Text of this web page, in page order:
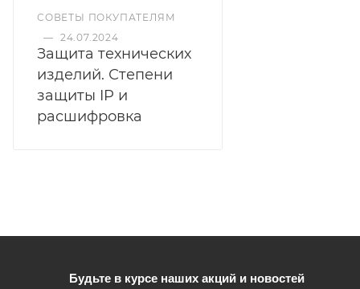
СОВЕТЫ ПОКУПАТЕЛЯМ
— 24.07.2024
Защита технических
изделий. Степени
защиты IP и
расшифровка
Будьте в курсе наших акций и новостей